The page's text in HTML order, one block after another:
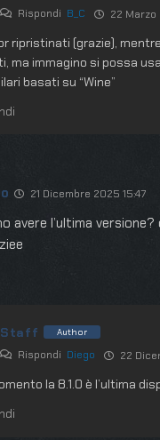
Rispondi B_C 22 Marzo
ripristinati (grazie),
ma immagino si possa
basati su “Wine”
21 Dicembre 2025 15:47
avere l’ultima
Staff Author
Rispondi Diego 22
la 8.1.0 è l’ultima